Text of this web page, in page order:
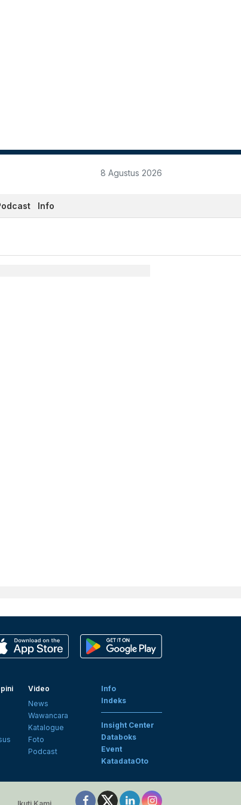
8 Agustus 2026
Info
Video
News
Wawancara
Katalogue
Foto
Podcast
Info
Indeks
Insight Center
Databoks
Event
KatadataOto